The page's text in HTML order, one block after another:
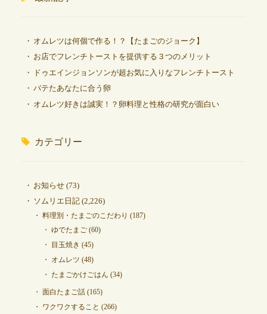
オムレツは何個で作る！？【たまごのジョーク】
お店でフレンチトーストを提供する３つのメリット
ドゥエインジョンソンが超お気に入りなフレンチトースト
バテたあなたに合う卵
オムレツ好きは誠実！？卵料理と性格の研究が面白い
カテゴリー
お知らせ(73)
ソムリエ日記(2,226)
料理別・たまごのこだわり (187)
ゆでたまご(60)
目玉焼き (45)
オムレツ (48)
たまごかけごはん (34)
面白たまご話(165)
ワクワクすること (266)